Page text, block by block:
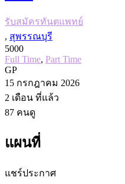
รับสมัครทันตแพทย์
, สุพรรณบุรี
5000
Full Time, Part Time
GP
15 กรกฎาคม 2026
2 เดือน ที่แล้ว
87 คนดู
แผนที่
แชร์ประกาศ